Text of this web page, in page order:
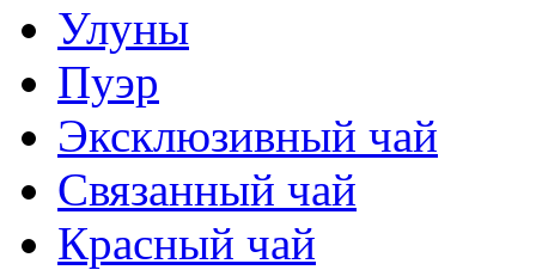
Улуны
Пуэр
Эксклюзивный чай
Связанный чай
Красный чай